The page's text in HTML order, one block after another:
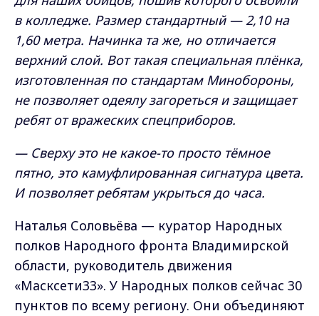
в колледже. Размер стандартный — 2,10 на
1,60 метра. Начинка та же, но отличается
верхний слой. Вот такая специальная плёнка,
изготовленная по стандартам Минобороны,
не позволяет одеялу загореться и защищает
ребят от вражеских спецприборов.
— Сверху это не какое-то просто тёмное
пятно, это камуфлированная сигнатура цвета.
И позволяет ребятам укрыться до часа.
Наталья Соловьёва — куратор Народных
полков Народного фронта Владимирской
области, руководитель движения
«Масксети33». У Народных полков сейчас 30
пунктов по всему региону. Они объединяют